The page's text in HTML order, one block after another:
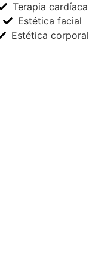
Terapia cardíaca
Estética facial
Estética corporal